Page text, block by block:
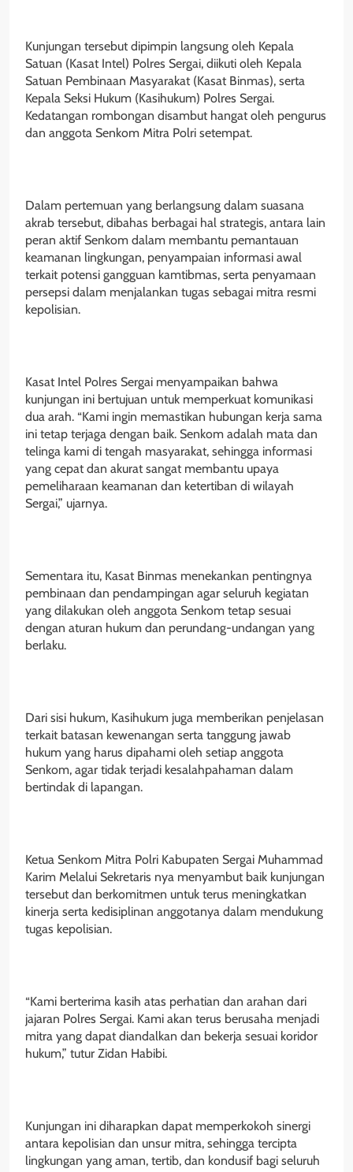
‎Kunjungan tersebut dipimpin langsung oleh Kepala
Satuan (Kasat Intel) Polres Sergai, diikuti oleh Kepala
Satuan Pembinaan Masyarakat (Kasat Binmas), serta
Kepala Seksi Hukum (Kasihukum) Polres Sergai.
Kedatangan rombongan disambut hangat oleh pengurus
dan anggota Senkom Mitra Polri setempat.
‎Dalam pertemuan yang berlangsung dalam suasana
akrab tersebut, dibahas berbagai hal strategis, antara lain
peran aktif Senkom dalam membantu pemantauan
keamanan lingkungan, penyampaian informasi awal
terkait potensi gangguan kamtibmas, serta penyamaan
persepsi dalam menjalankan tugas sebagai mitra resmi
kepolisian.
‎Kasat Intel Polres Sergai menyampaikan bahwa
kunjungan ini bertujuan untuk memperkuat komunikasi
dua arah. “Kami ingin memastikan hubungan kerja sama
ini tetap terjaga dengan baik. Senkom adalah mata dan
telinga kami di tengah masyarakat, sehingga informasi
yang cepat dan akurat sangat membantu upaya
pemeliharaan keamanan dan ketertiban di wilayah
Sergai,” ujarnya.
‎Sementara itu, Kasat Binmas menekankan pentingnya
pembinaan dan pendampingan agar seluruh kegiatan
yang dilakukan oleh anggota Senkom tetap sesuai
dengan aturan hukum dan perundang-undangan yang
berlaku.
‎Dari sisi hukum, Kasihukum juga memberikan penjelasan
terkait batasan kewenangan serta tanggung jawab
hukum yang harus dipahami oleh setiap anggota
Senkom, agar tidak terjadi kesalahpahaman dalam
bertindak di lapangan.
‎Ketua Senkom Mitra Polri Kabupaten Sergai Muhammad
Karim Melalui Sekretaris nya menyambut baik kunjungan
tersebut dan berkomitmen untuk terus meningkatkan
kinerja serta kedisiplinan anggotanya dalam mendukung
tugas kepolisian.
‎“Kami berterima kasih atas perhatian dan arahan dari
jajaran Polres Sergai. Kami akan terus berusaha menjadi
mitra yang dapat diandalkan dan bekerja sesuai koridor
hukum,” tutur Zidan Habibi.
‎Kunjungan ini diharapkan dapat memperkokoh sinergi
antara kepolisian dan unsur mitra, sehingga tercipta
lingkungan yang aman, tertib, dan kondusif bagi seluruh